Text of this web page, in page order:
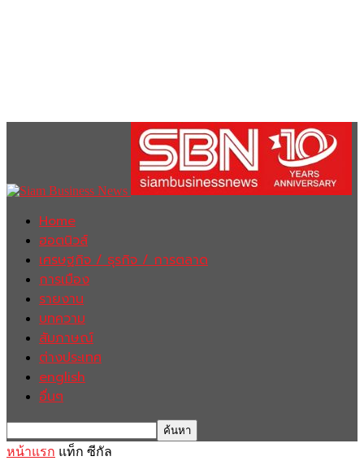
Home
ฮอตนิวส์
เศรษฐกิจ / ธุรกิจ / การตลาด
การเมือง
รายงาน
บทความ
สัมภาษณ์
ต่างประเทศ
english
อื่นๆ
หน้าแรก แท็ก ซีกัล